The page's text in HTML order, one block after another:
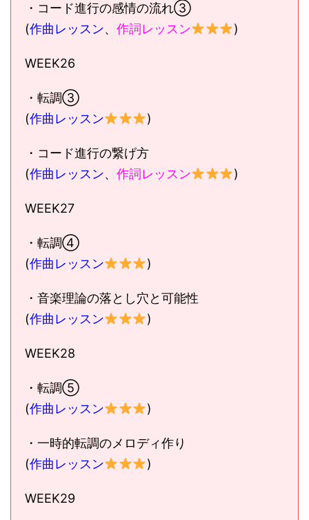
・コード進行の感情の流れ③
(作曲レッスン、 作詞レッスン )
WEEK26
・転調③
(作曲レッスン )
・コード進行の繋げ方
(作曲レッスン、 作詞レッスン )
WEEK27
・転調④
(作曲レッスン )
・音楽理論の落とし穴と可能性
(作曲レッスン )
WEEK28
・転調⑤
(作曲レッスン )
・一時的転調のメロディ作り
(作曲レッスン )
WEEK29